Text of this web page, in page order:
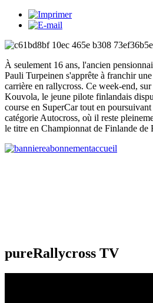
À seulement 16 ans, l'ancien
Pauli Turpeinen s'apprête à franchir
carrière en rallycross. Ce week-end,
Kouvola, le jeune pilote finlandais
course en SuperCar tout en poursuivant
catégorie Autocross, où il reste
le titre en Championnat de Finlande de
pureRallycross TV